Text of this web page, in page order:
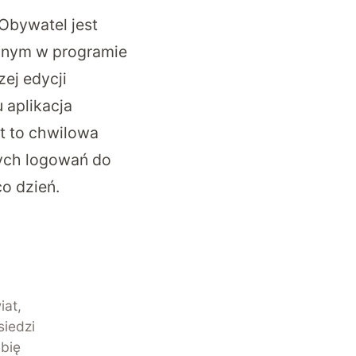
jest
w programie
edycji
aplikacja
to chwilowa
logowań do
dzień.